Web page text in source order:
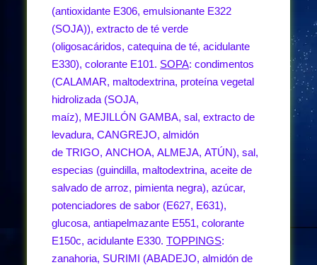
(antioxidante E306, emulsionante E322
(SOJA)), extracto de té verde
(oligosacáridos, catequina de té, acidulante
E330), colorante E101. SOPA: condimentos
(CALAMAR, maltodextrina, proteína vegetal
hidrolizada (SOJA,
maíz), MEJILLÓN GAMBA, sal, extracto de
levadura, CANGREJO, almidón
de TRIGO, ANCHOA, ALMEJA, ATÚN), sal,
especias (guindilla, maltodextrina, aceite de
salvado de arroz, pimienta negra), azúcar,
potenciadores de sabor (E627, E631),
glucosa, antiapelmazante E551, colorante
E150c, acidulante E330. TOPPINGS:
zanahoria, SURIMI (ABADEJO, almidón de